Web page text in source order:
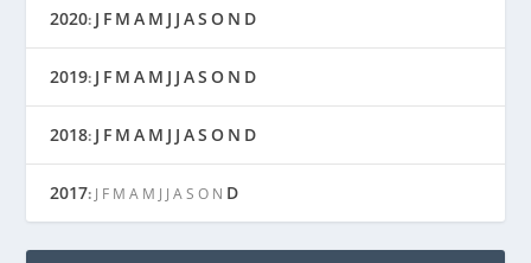
2020: J F M A M J J AS O N D
2019: J F M A M J J AS O N D
2018: J F M A M J J AS O N D
2017: J F M A M J J A S O N D